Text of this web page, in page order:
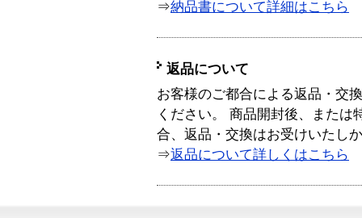
⇒納品書について詳細はこちら
返品について
お客様のご都合による返品・交
ください。 商品開封後、または
合、返品・交換はお受けいたし
⇒返品について詳しくはこちら